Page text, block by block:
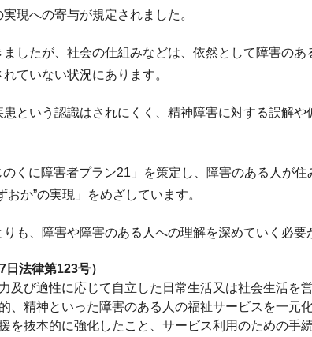
現への寄与が規定されました。
したが、社会の仕組みなどは、依然として障害のあ
ていない状況にあります。
という認識はされにくく、精神障害に対する誤解や
くに障害者プラン21」を策定し、障害のある人が住
か”の実現」をめざしています。
も、障害や障害のある人への理解を深めていく必要
法律第123号）
及び適性に応じて自立した日常生活又は社会生活を
精神といった障害のある人の福祉サービスを一元化
を抜本的に強化したこと、サービス利用のための手